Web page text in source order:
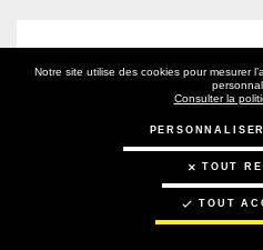
EN SAVOIR PLUS
Notre site utilise des cookies pour mesurer
Consulter la
TOUT
TOUT